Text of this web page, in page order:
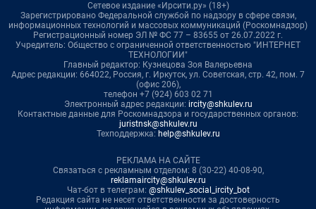
Сетевое издание «Ирсити.ру» (18+)
Зарегистрировано Федеральной службой по надзору в сфере связи,
информационных технологий и массовых коммуникаций (Роскомнадзор)
Регистрационный номер ЭЛ № ФС 77 – 83655 от 26.07.2022 г.
Учредитель: Общество с ограниченной ответственностью "ИНТЕРНЕТ
ТЕХНОЛОГИИ"
Главный редактор: Кузнецова Зоя Валерьевна
Адрес редакции: 664022, Россия, г. Иркутск, ул. Советская, стр. 42, пом. 7
(офис 206),
телефон +7 (924) 603 02 71
Электронный адрес редакции: ircity@shkulev.ru
Контактные данные для Роскомнадзора и государственных органов:
juristnsk@shkulev.ru
Техподдержка: help@shkulev.ru
РЕКЛАМА НА САЙТЕ
Связаться с рекламным отделом: 8 (30-22) 40-08-90,
reklamaircity@shkulev.ru
Чат-бот в телеграм: @shkulev_social_ircity_bot
Редакция сайта не несет ответственности за достоверность